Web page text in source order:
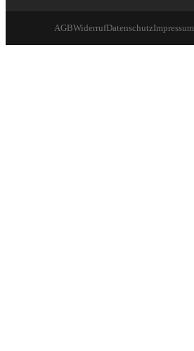
AGBWiderrufDatenschutzImpressum